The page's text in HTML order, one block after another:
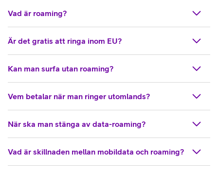
Vad är roaming?
Är det gratis att ringa inom EU?
Kan man surfa utan roaming?
Vem betalar när man ringer utomlands?
När ska man stänga av data-roaming?
Vad är skillnaden mellan mobildata och roaming?